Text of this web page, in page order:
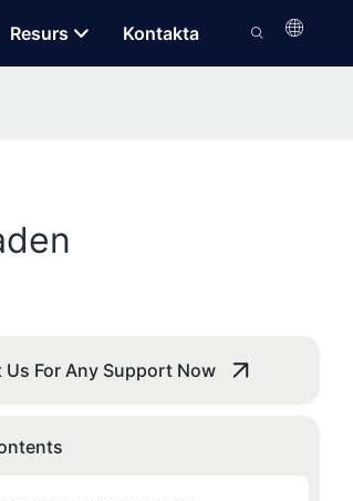
Resurs Kontakta
Us For Any Support Now